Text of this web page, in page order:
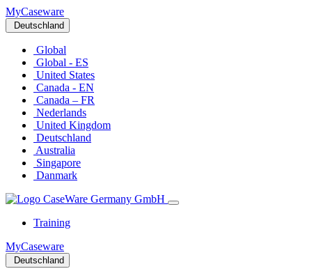
MyCaseware
Deutschland
Global
Global - ES
United States
Canada - EN
Canada – FR
Nederlands
United Kingdom
Deutschland
Australia
Singapore
Danmark
Training
MyCaseware
Deutschland